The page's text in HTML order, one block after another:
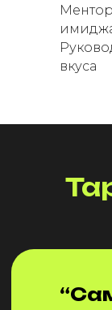
вкуса